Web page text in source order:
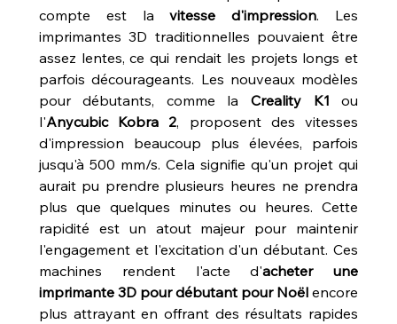
compte est la vitesse d'impression. Les
imprimantes 3D traditionnelles pouvaient être
assez lentes, ce qui rendait les projets longs et
parfois décourageants. Les nouveaux modèles
pour débutants, comme la Creality K1 ou
l'Anycubic Kobra 2, proposent des vitesses
d'impression beaucoup plus élevées, parfois
jusqu'à 500 mm/s. Cela signifie qu'un projet qui
aurait pu prendre plusieurs heures ne prendra
plus que quelques minutes ou heures. Cette
rapidité est un atout majeur pour maintenir
l'engagement et l'excitation d'un débutant. Ces
machines rendent l'acte d'acheter une
imprimante 3D pour débutant pour Noël encore
plus attrayant en offrant des résultats rapides